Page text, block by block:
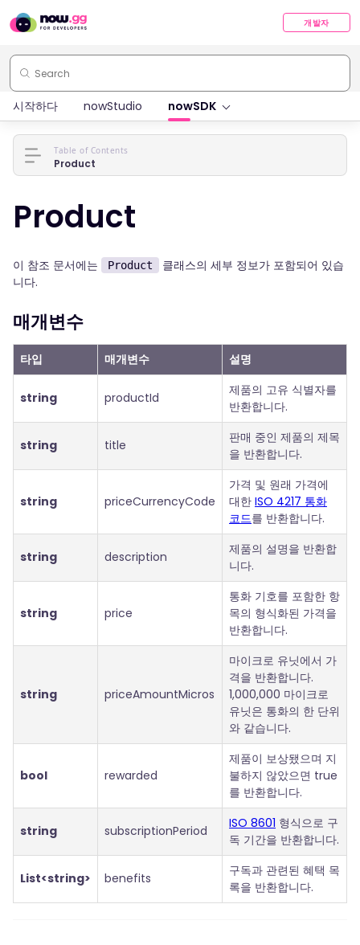
개발자
시작하다 nowStudio nowSDK
Product
이 참조 문서에는 Product
클래스의 세부 정보가 포함되어 있습
니다.
매개변수
타입 매개변수 설명
string productId
제품의 고유 식별자를
반환합니다.
string title
판매 중인 제품의 제목
을 반환합니다.
string priceCurrencyCode
가격 및 원래 가격에
대한 ISO 4217 통화
코드를 반환합니다.
string description
제품의 설명을 반환합
니다.
string price
통화 기호를 포함한 항
목의 형식화된 가격을
반환합니다.
string priceAmountMicros
마이크로 유닛에서 가
격을 반환합니다.
1,000,000 마이크로
유닛은 통화의 한 단위
와 같습니다.
bool rewarded
제품이 보상됐으며 지
불하지 않았으면 true
를 반환합니다.
string subscriptionPeriod ISO 8601 형식으로 구
독 기간을 반환합니다.
List<string> benefits
구독과 관련된 혜택 목
록을 반환합니다.
Table of Contents
Product